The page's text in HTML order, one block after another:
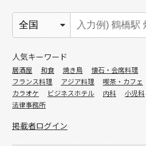
人気キーワード
居酒屋 和食 焼き鳥 懐石・会席料理
フランス料理
アジア料理 喫茶・カフェ
カラオケ
ビジネスホテル 内科 小児科
法律事務所
掲載者ログイン